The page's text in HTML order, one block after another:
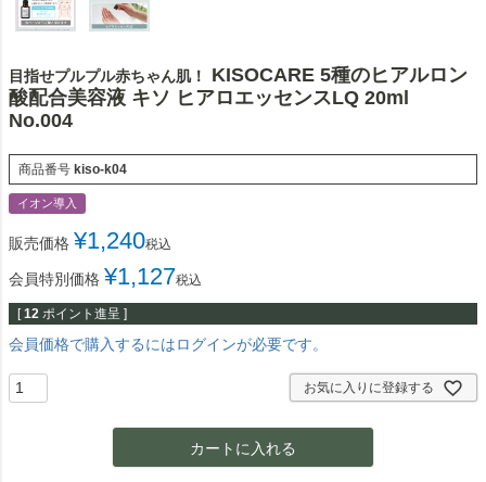
目指せプルプル赤ちゃん肌！
KISOCARE 5種のヒアルロン
酸配合美容液 キソ ヒアロエッセンスLQ 20ml
No.004
商品番号 kiso-k04
イオン導入
販売価格 ¥1,240税込
会員特別価格 ¥1,127税込
[ 12 ポイント進呈 ]
会員価格で購入するにはログインが必要です。
お気に入りに登録する
カートに入れる